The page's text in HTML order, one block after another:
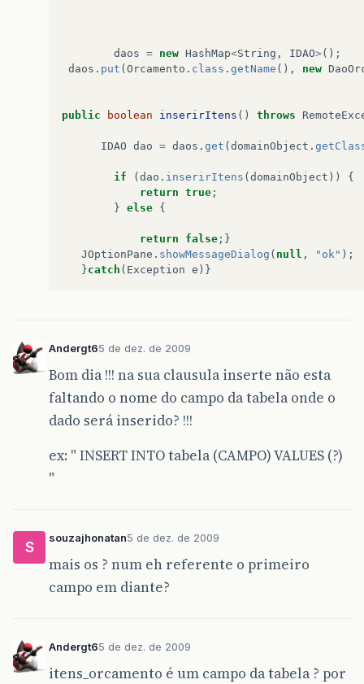
daos = new HashMap<String , IDAO> ();
daos . put ( Orcamento . class . getName (), new
public boolean inserirItens () throws
IDAO dao = daos . get ( domainObject .
if ( dao . inserirItens ( domainObject ))
{
return true ;
} else {
return false ;}
JOptionPane . showMessageDialog ( null , "ok" );
}catch ( Exception e )}
Andergt65 de dez. de 2009
Bom dia !!! na sua clausula inserte não esta
faltando o nome do campo da tabela onde o
dado será inserido? !!!
ex: " INSERT INTO tabela (CAMPO) VALUES (?)
"
S
souzajhonatan5 de dez. de 2009
mais os ? num eh referente o primeiro
campo em diante?
Andergt65 de dez. de 2009
itens_orcamento é um campo da tabela ? por